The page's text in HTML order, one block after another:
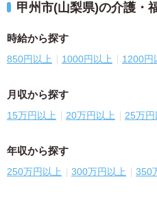
甲州市(山梨県)の介護・
時給から探す
850円以上 1000円以上 1200円
月収から探す
15万円以上 20万円以上 25万円
年収から探す
250万円以上 300万円以上 350